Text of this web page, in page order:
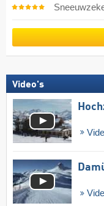
Video's